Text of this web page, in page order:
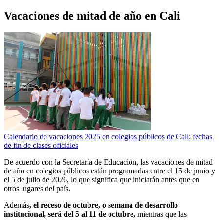
Vacaciones de mitad de año en Cali
Calendario de vacaciones 2025 en colegios públicos de Cali: fechas
de fin de clases oficiales
De acuerdo con la Secretaría de Educación, las vacaciones de mitad
de año en colegios públicos están programadas entre el 15 de junio y
el 5 de julio de 2026, lo que significa que iniciarán antes que en
otros lugares del país.
Además, el receso de octubre, o semana de desarrollo
institucional, será del 5 al 11 de octubre, mientras que las